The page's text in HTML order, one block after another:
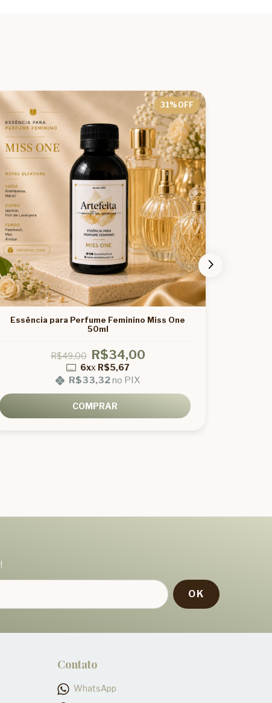
31% OFF
Essência para Perfume Feminino Miss One
50ml
R$49,00 R$34,00
6xx R$5,67
R$33,32no PIX
COMPRAR
Contato
WhatsApp